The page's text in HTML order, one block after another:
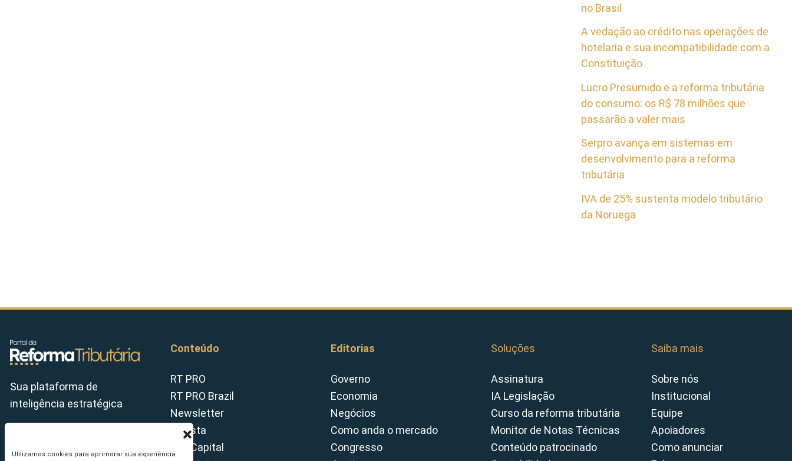
Utilizamos cookies para aprimorar sua experiência
no Brasil
A vedação ao crédito nas operações de
hotelaria e sua incompatibilidade com a
Constituição
Lucro Presumido e a reforma tributária
do consumo: os R$ 78 milhões que
passarão a valer mais
Serpro avança em sistemas em
desenvolvimento para a reforma
tributária
IVA de 25% sustenta modelo tributário
da Noruega
Sua plataforma de
inteligência estratégica
Conteúdo
RT PRO
RT PRO Brazil
Newsletter
Revista
Tax Capital
Editorias
Governo
Economia
Negócios
Como anda o mercado
Congresso
Soluções
Assinatura
IA Legislação
Curso da reforma tributária
Monitor de Notas Técnicas
Conteúdo patrocinado
Saiba mais
Sobre nós
Institucional
Equipe
Apoiadores
Como anunciar